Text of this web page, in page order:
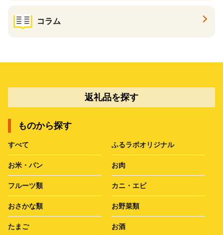
コラム
返礼品を探す
ものから探す
すべて ふるラボオリジナル
お米・パン お肉
フルーツ類 カニ・エビ
おさかな類 お野菜類
たまご お酒